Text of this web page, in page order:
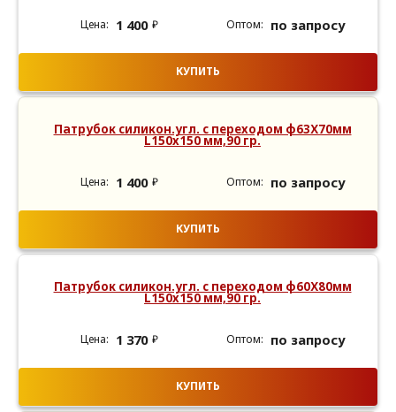
1 400 ₽ по запросу
КУПИТЬ
Патрубок силикон.угл. с переходом ф63Х70мм
L150х150 мм,90 гр.
1 400 ₽ по запросу
КУПИТЬ
Патрубок силикон.угл. с переходом ф60Х80мм
L150х150 мм,90 гр.
1 370 ₽ по запросу
КУПИТЬ